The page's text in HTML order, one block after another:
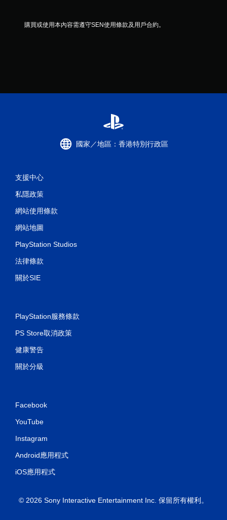
購買或使用本內容需遵守SEN使用條款及用戶合約。
國家／地區：香港特別行政區
支援中心
私隱政策
網站使用條款
網站地圖
PlayStation Studios
法律條款
關於SIE
PlayStation服務條款
PS Store取消政策
健康警告
關於分級
Facebook
YouTube
Instagram
Android應用程式
iOS應用程式
© 2026 Sony Interactive Entertainment Inc. 保留所有權利。